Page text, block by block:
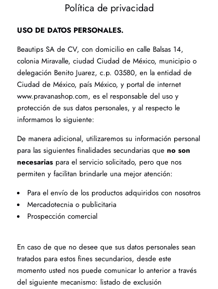
Política de privacidad
USO DE DATOS PERSONALES.
Beautips SA de CV, con domicilio en calle Balsas 14,
colonia Miravalle, ciudad Ciudad de México, municipio o
delegación Benito Juarez, c.p. 03580, en la entidad de
Ciudad de México, país México, y portal de internet
www.pravanashop.com, es el responsable del uso y
protección de sus datos personales, y al respecto le
informamos lo siguiente:
De manera adicional, utilizaremos su información personal
para las siguientes finalidades secundarias que no son
necesarias para el servicio solicitado, pero que nos
permiten y facilitan brindarle una mejor atención:
Para el envío de los productos adquiridos con nosotros
Mercadotecnia o publicitaria
Prospección comercial
En caso de que no desee que sus datos personales sean
tratados para estos fines secundarios, desde este
momento usted nos puede comunicar lo anterior a través
del siguiente mecanismo: listado de exclusión